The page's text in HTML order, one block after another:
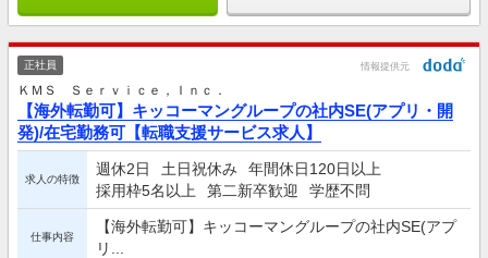
正社員 情報提供元
ＫＭＳ Ｓｅｒｖｉｃｅ，Ｉｎｃ．
【海外転勤可】キッコーマングループの社内SE(アプリ・開
発)/在宅勤務可【転職支援サービス求人】
求人の特徴
週休2日 土日祝休み
年間休日120日以上
採用枠5名以上
第二新卒歓迎 学歴不問
仕事内容
【海外転勤可】キッコーマングループの社内SE(アプ
リ...